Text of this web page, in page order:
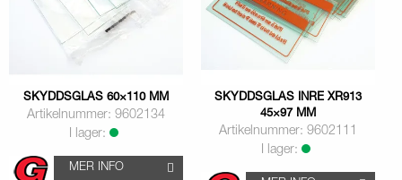
SKYDDSGLAS 60×110 MM
Artikelnummer: 9602134
I lager:
MER INFO
SKYDDSGLAS INRE XR913
45×97 MM
Artikelnummer: 9602111
I lager: